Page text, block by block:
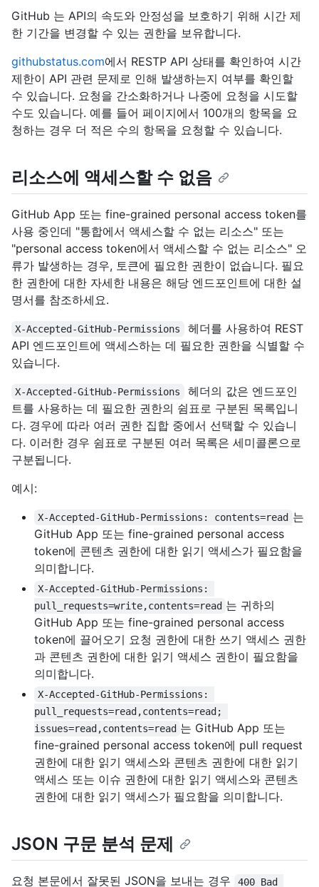
GitHub 는 API의 속도와 안정성을 보호하기 위해 시간 제
한 기간을 변경할 수 있는 권한을 보유합니다.
githubstatus.com에서 RESTP API 상태를 확인하여 시간
제한이 API 관련 문제로 인해 발생하는지 여부를 확인할
수 있습니다. 요청을 간소화하거나 나중에 요청을 시도할
수도 있습니다. 예를 들어 페이지에서 100개의 항목을 요
청하는 경우 더 적은 수의 항목을 요청할 수 있습니다.
리소스에 액세스할 수 없음
GitHub App 또는 fine-grained personal access token를
사용 중인데 "통합에서 액세스할 수 없는 리소스" 또는
"personal access token에서 액세스할 수 없는 리소스" 오
류가 발생하는 경우, 토큰에 필요한 권한이 없습니다. 필요
한 권한에 대한 자세한 내용은 해당 엔드포인트에 대한 설
명서를 참조하세요.
X-Accepted-GitHub-Permissions
헤더를 사용하여 REST
API 엔드포인트에 액세스하는 데 필요한 권한을 식별할 수
있습니다.
X-Accepted-GitHub-Permissions
헤더의 값은 엔드포인
트를 사용하는 데 필요한 권한의 쉼표로 구분된 목록입니
다. 경우에 따라 여러 권한 집합 중에서 선택할 수 있습니
다. 이러한 경우 쉼표로 구분된 여러 목록은 세미콜론으로
구분됩니다.
예시:
X-Accepted-GitHub-Permissions: contents=read 는
GitHub App 또는 fine-grained personal access
token에 콘텐츠 권한에 대한 읽기 액세스가 필요함을
의미합니다.
X-Accepted-GitHub-Permissions:
pull_requests=write,contents=read 는 귀하의
GitHub App 또는 fine-grained personal access
token에 끌어오기 요청 권한에 대한 쓰기 액세스 권한
과 콘텐츠 권한에 대한 읽기 액세스 권한이 필요함을
의미합니다.
X-Accepted-GitHub-Permissions:
pull_requests=read,contents=read;
issues=read,contents=read 는 GitHub App 또는
fine-grained personal access token에 pull request
권한에 대한 읽기 액세스와 콘텐츠 권한에 대한 읽기
액세스 또는 이슈 권한에 대한 읽기 액세스와 콘텐츠
권한에 대한 읽기 액세스가 필요함을 의미합니다.
JSON 구문 분석 문제
요청 본문에서 잘못된 JSON을 보내는 경우 400 Bad